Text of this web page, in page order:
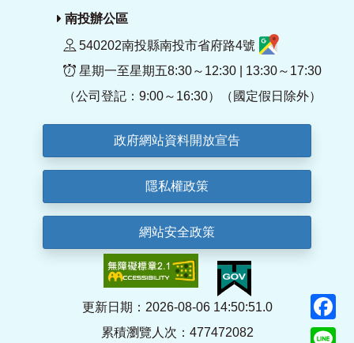
南投辦公區
540202南投縣南投市省府路4號
星期一至星期五8:30～12:30 | 13:30～17:30
（公司登記：9:00～16:30）（國定假日除外）
政府網站資料開放宣告
隱私權政策
網站安全政策
更新日期：2026-08-06 14:50:51.0
累積瀏覽人次：477472082